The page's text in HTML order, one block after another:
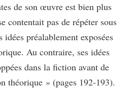
de son œuvre est bien plus
contentait pas de répéter sous
préalablement exposées
Au contraire, ses idées
dans la fiction avant de
théorique » (pages 192-193).